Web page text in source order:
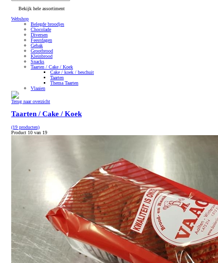
Bekijk hele assortiment
Webshop
Belegde broodjes
Chocolade
Diversen
Feestdagen
Gebak
Grootbrood
Kleinbrood
Snacks
Taarten / Cake / Koek
Cake / koek / beschuit
Taarten
Thema Taarten
Vlaaien
Terug naar overzicht
Taarten / Cake / Koek
(19 producten)
Product 10 van 19